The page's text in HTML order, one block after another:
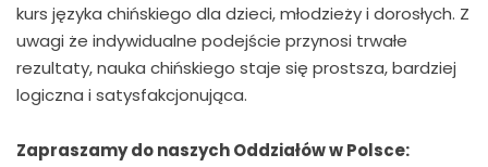
kurs języka chińskiego dla dzieci, młodzieży i dorosłych. Z
uwagi że indywidualne podejście przynosi trwałe
rezultaty, nauka chińskiego staje się prostsza, bardziej
logiczna i satysfakcjonująca.
Zapraszamy do naszych Oddziałów w Polsce: